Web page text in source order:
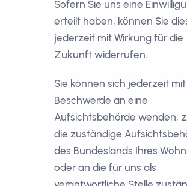
Sofern Sie uns eine
erteilt haben, können Sie
jederzeit mit Wirkung für die
Zukunft widerrufen.
Sie können sich jederzeit
Beschwerde an eine
Aufsichtsbehörde wenden,
die zuständige
des Bundeslands Ihres
oder an die für uns als